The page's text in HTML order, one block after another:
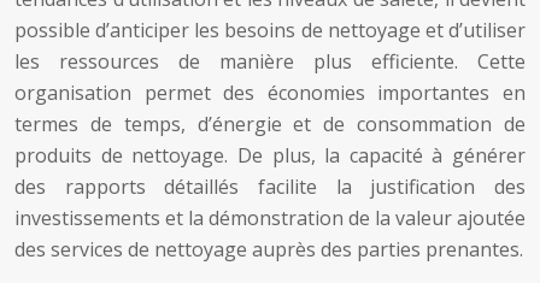
possible d’anticiper les besoins de nettoyage et d’utiliser
les ressources de manière plus efficiente. Cette
organisation permet des économies importantes en
termes de temps, d’énergie et de consommation de
produits de nettoyage. De plus, la capacité à générer
des rapports détaillés facilite la justification des
investissements et la démonstration de la valeur ajoutée
des services de nettoyage auprès des parties prenantes.